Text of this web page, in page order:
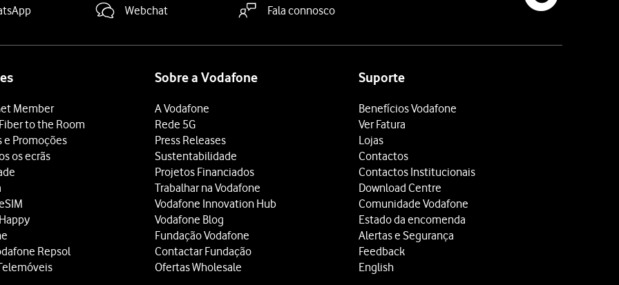
Webchat Fala connosco
Member
to the Room
e Promoções
os ecrãs
Repsol
Sobre a Vodafone
A Vodafone
Rede 5G
Press Releases
Sustentabilidade
Projetos Financiados
Trabalhar na Vodafone
Vodafone Innovation Hub
Vodafone Blog
Fundação Vodafone
Contactar Fundação
Ofertas Wholesale
Suporte
Benefícios Vodafone
Ver Fatura
Lojas
Contactos
Contactos Institucionais
Download Centre
Comunidade Vodafone
Estado da encomenda
Alertas e Segurança
Feedback
English